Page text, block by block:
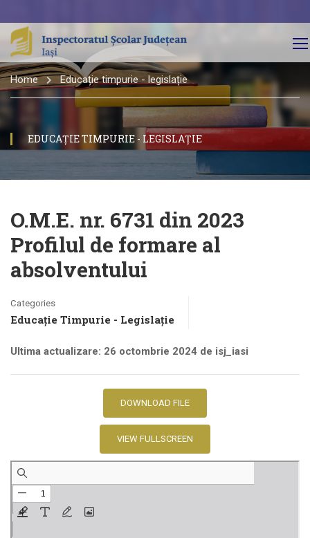
Home Educație timpurie - legislație
EDUCAȚIE TIMPURIE - LEGISLAȚIE
O.M.E. nr. 6731 din 2023
Profilul de formare al
absolventului
Categories
Educație Timpurie - Legislație
Ultima actualizare: 26 octombrie 2024 de isj_iasi
DOWNLOAD FILE
VIEW FULLSCREEN